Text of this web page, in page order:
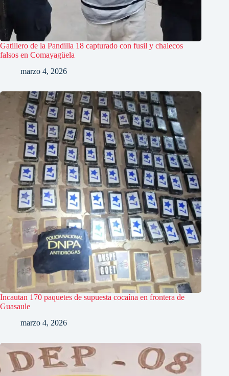
Gatillero de la Pandilla 18 capturado con fusil y chalecos
falsos en Comayagüela
marzo 4, 2026
Incautan 170 paquetes de supuesta cocaína en frontera de
Guasaule
marzo 4, 2026